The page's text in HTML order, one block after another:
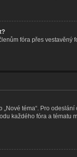
fóra přes
téma“. Pro
každého fóra a tématu